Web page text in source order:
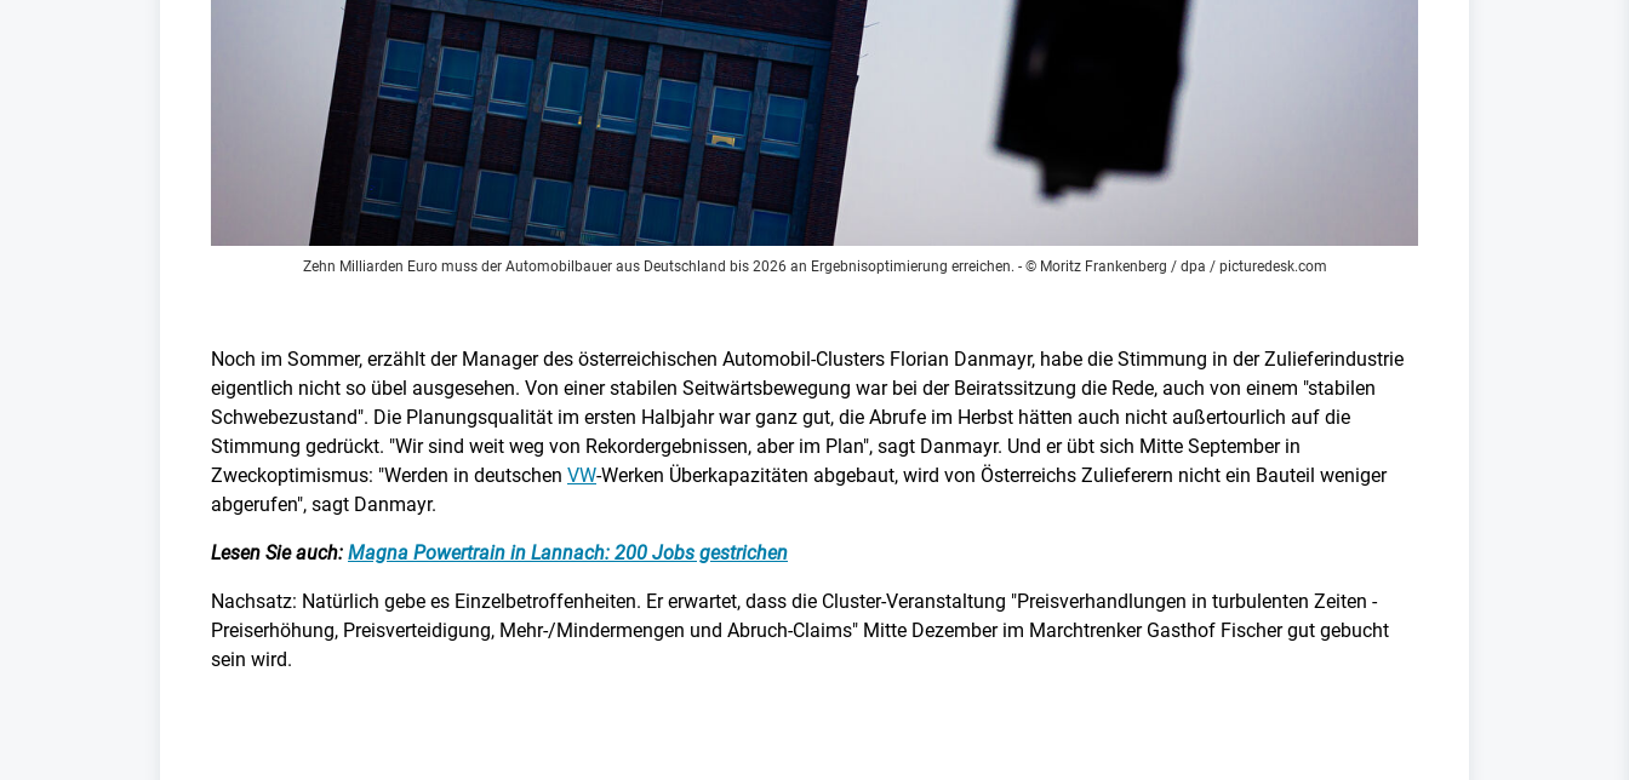
Zehn Milliarden Euro muss der Automobilbauer aus Deutschland bis 2026 an Ergebnisoptimierung erreichen. - © Moritz Frankenberg / dpa / picturedesk.com
Noch im Sommer, erzählt der Manager des österreichischen Automobil-Clusters Florian Danmayr, habe die Stimmung in der Zulieferindustrie
eigentlich nicht so übel ausgesehen. Von einer stabilen Seitwärtsbewegung war bei der Beiratssitzung die Rede, auch von einem "stabilen
Schwebezustand". Die Planungsqualität im ersten Halbjahr war ganz gut, die Abrufe im Herbst hätten auch nicht außertourlich auf die
Stimmung gedrückt. "Wir sind weit weg von Rekordergebnissen, aber im Plan", sagt Danmayr. Und er übt sich Mitte September in
Zweckoptimismus: "Werden in deutschen VW-Werken Überkapazitäten abgebaut, wird von Österreichs Zulieferern nicht ein Bauteil weniger
abgerufen", sagt Danmayr.
Lesen Sie auch: Magna Powertrain in Lannach: 200 Jobs gestrichen
Nachsatz: Natürlich gebe es Einzelbetroffenheiten. Er erwartet, dass die Cluster-Veranstaltung "Preisverhandlungen in turbulenten Zeiten -
Preiserhöhung, Preisverteidigung, Mehr-/Mindermengen und Abruch-Claims" Mitte Dezember im Marchtrenker Gasthof Fischer gut gebucht
sein wird.